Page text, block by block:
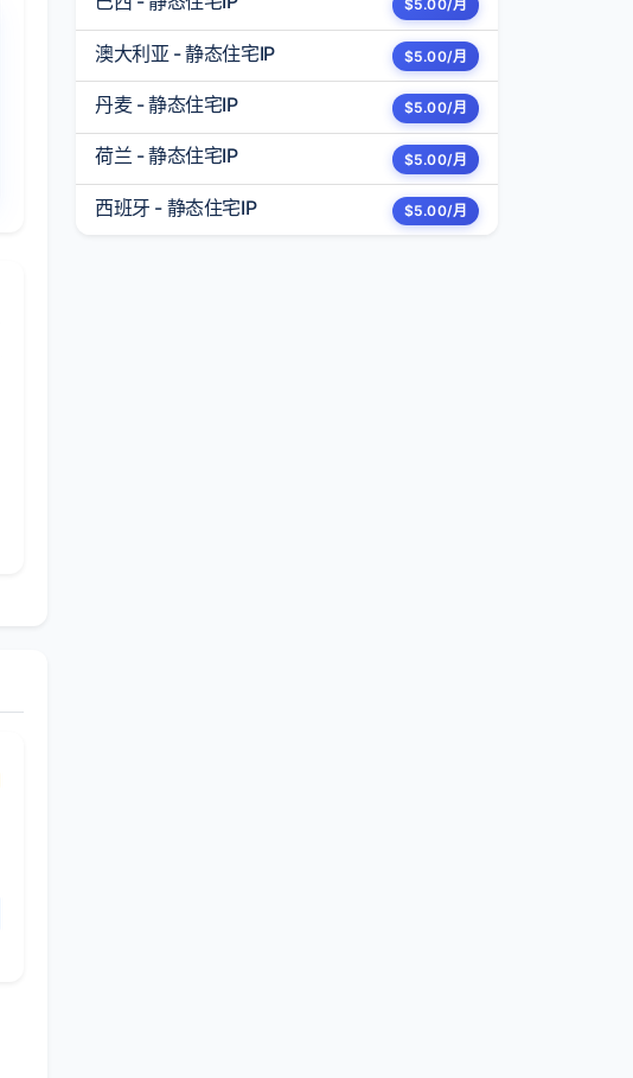
$5.00/月
澳大利亚 - 静态住宅IP $5.00/月
丹麦 - 静态住宅IP $5.00/月
荷兰 - 静态住宅IP $5.00/月
西班牙 - 静态住宅IP $5.00/月